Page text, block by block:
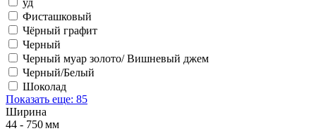
Фисташковый
Чёрный графит
Черный
Черный муар золото/ Вишневый джем
Черный/Белый
Шоколад
Показать еще: 85
Ширина
44 - 750 мм